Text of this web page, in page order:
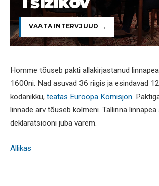
VAATA INTERVJUUD
Homme tõuseb pakti allakirjastanud
1600ni. Nad asuvad 36 riigis ja esindavad
kodanikku, teatas Euroopa Komisjon.
linnade arv tõuseb kolmeni. Tallinna linnapea
deklaratsiooni juba varem.
Allikas